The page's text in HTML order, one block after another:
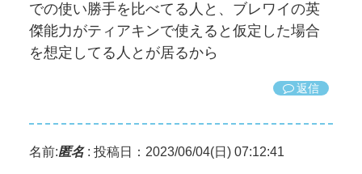
での使い勝手を比べてる人と、ブレワイの英
傑能力がティアキンで使えると仮定した場合
を想定してる人とが居るから
返信
名前:匿名: 投稿日：2023/06/04(日) 07:12:41